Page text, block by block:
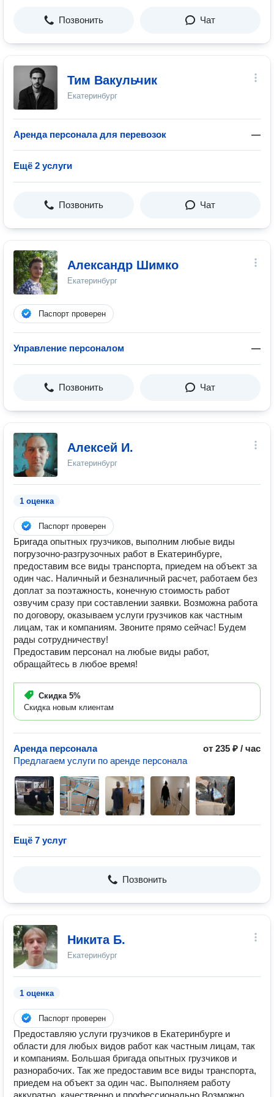
Позвонить Чат
Тим Вакульчик
Екатеринбург
Аренда персонала для перевозок —
Ещё 2 услуги
Позвонить Чат
Александр Шимко
Екатеринбург
Паспорт проверен
Управление персоналом —
Позвонить Чат
Алексей И.
Екатеринбург
1 оценка
Паспорт проверен
Бригада опытных грузчиков, выполним любые виды
погрузочно-разгрузочных работ в Екатеринбурге,
предоставим все виды транспорта, приедем на объект за
один час. Наличный и безналичный расчет, работаем без
доплат за поэтажность, конечную стоимость работ
озвучим сразу при составлении заявки. Возможна работа
по договору, оказываем услуги грузчиков как частным
лицам, так и компаниям. Звоните прямо сейчас! Будем
рады сотрудничеству!
Предоставим персонал на любые виды работ,
обращайтесь в любое время!
Скидка 5%
Скидка новым клиентам
Аренда персонала
от 235 ₽ / час
Предлагаем услуги по аренде персонала
Ещё 7 услуг
Позвонить
Никита Б.
Екатеринбург
1 оценка
Паспорт проверен
Предоставляю услуги грузчиков в Екатеринбурге и
области для любых видов работ как частным лицам, так
и компаниям. Большая бригада опытных грузчиков и
разнорабочих. Так же предоставим все виды транспорта,
приедем на объект за один час. Выполняем работу
аккуратно, качественно и профессионально Возможно